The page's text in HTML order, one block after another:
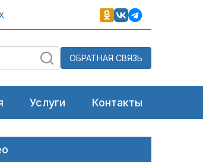
ОБРАТНАЯ СВЯЗЬ
Услуги Контакты